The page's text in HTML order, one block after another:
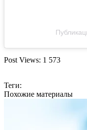
Post Views: 1 573
Теги:
Похожие материалы